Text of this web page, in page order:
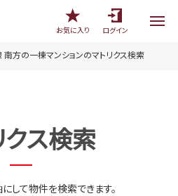
お気に入り
ログイン
方の一棟マンションのマトリクス検索
クス検索
して物件を検索できます。